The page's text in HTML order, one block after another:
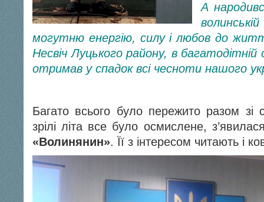
А
могутню енергію, силу і любов до
Несвіч Луцького району, в багатодітній
отримав у спадок всі чесноти нашого
Багато всього було пережито разом
зрілі літа все було осмислене,
«Волинянин». Її з інтересом читають і